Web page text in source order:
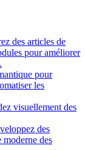
des articles de
pour améliorer
pour
les
visuellement des
des
moderne des